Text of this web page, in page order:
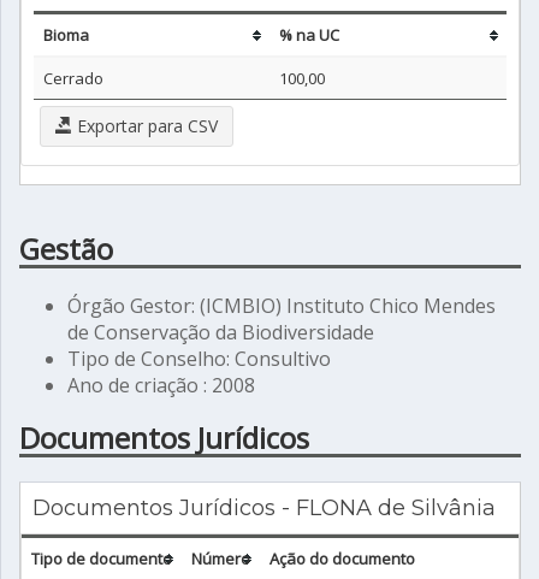
Bioma
% na UC
Cerrado
100,00
Exportar para CSV
Gestão
Órgão Gestor: (ICMBIO) Instituto Chico Mendes
de Conservação da Biodiversidade
Tipo de Conselho: Consultivo
Ano de criação : 2008
Documentos Jurídicos
Documentos Jurídicos - FLONA de Silvânia
Tipo de documento Número
Ação do documento